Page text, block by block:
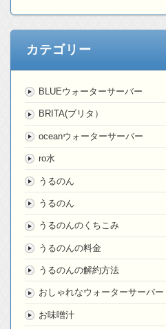
カテゴリー
BLUEウォーターサーバー
BRITA(ブリタ）
oceanウォーターサーバー
ro水
うるのん
うるのん
うるのんのくちこみ
うるのんの料金
うるのんの解約方法
おしゃれなウォーターサーバー
お味噌汁